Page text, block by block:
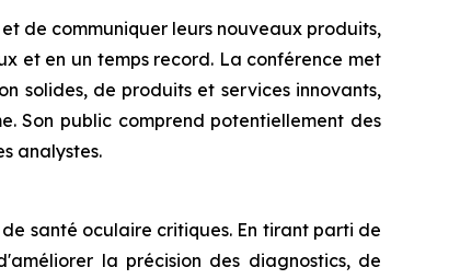
de communiquer leurs nouveaux produits,
et en un temps record. La conférence met
solides, de produits et services innovants,
Son public comprend potentiellement des
analystes.
santé oculaire critiques. En tirant parti de
la précision des diagnostics, de